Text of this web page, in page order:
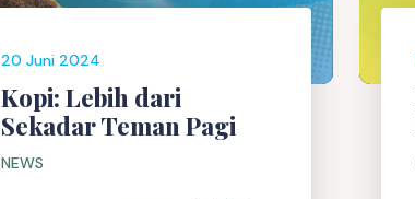
20 Juni 2024
Kopi: Lebih dari
Sekadar Teman Pagi
NEWS